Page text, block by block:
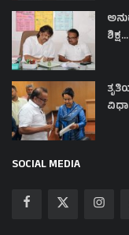
ಶಿಕ್ಷ...
SOCIAL MEDIA